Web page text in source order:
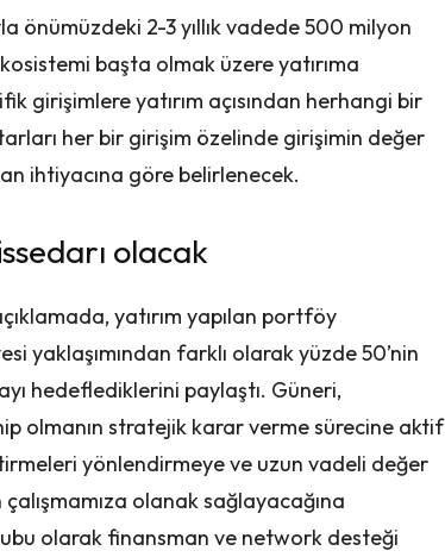
önümüzdeki 2-3 yıllık vadede 500 milyon
başta olmak üzere yatırıma
girişimlere yatırım açısından herhangi bir
her bir girişim özelinde girişimin değer
ihtiyacına göre belirlenecek.
olacak
yatırım yapılan portföy
yaklaşımından farklı olarak yüzde 50’nin
hedeflediklerini paylaştı. Güneri,
olmanın stratejik karar verme sürecine aktif
yönlendirmeye ve uzun vadeli değer
olanak sağlayacağına
olarak finansman ve network desteği